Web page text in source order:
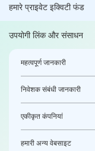
हमारे प्राइवेट इक्विटी फंड
उपयोगी लिंक और संसाधन
महत्वपूर्ण जानकारी
निवेशक संबंधी जानकारी
एकीकृत कंपनियां
हमारी अन्य वेबसाइट